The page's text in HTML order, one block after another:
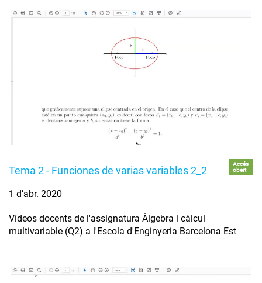
Tema 2 - Funciones de varias variables 2_2
Accés
obert
1 d’abr. 2020
Vídeos docents de l'assignatura Àlgebra i càlcul
multivariable (Q2) a l'Escola d'Enginyeria Barcelona Est